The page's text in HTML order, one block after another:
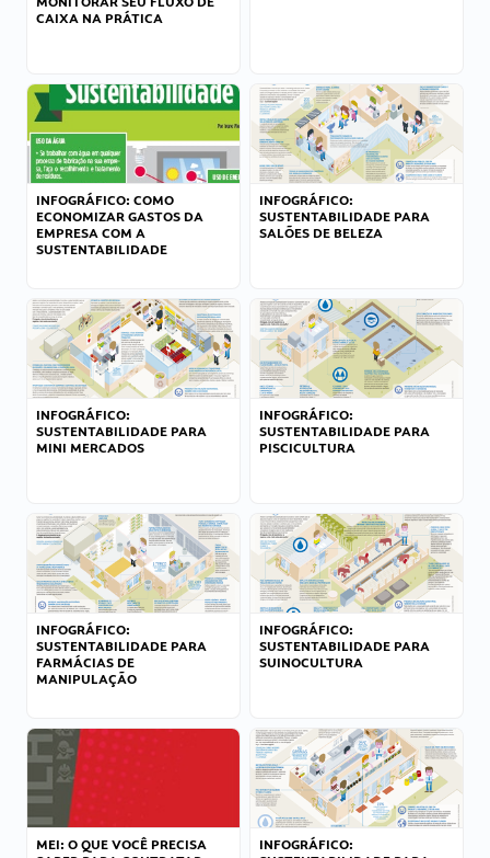
CAIXA NA PRÁTICA
INFOGRÁFICO: COMO
ECONOMIZAR GASTOS DA
EMPRESA COM A
SUSTENTABILIDADE
INFOGRÁFICO:
SUSTENTABILIDADE PARA
SALÕES DE BELEZA
INFOGRÁFICO:
SUSTENTABILIDADE PARA
MINI MERCADOS
INFOGRÁFICO:
SUSTENTABILIDADE PARA
PISCICULTURA
INFOGRÁFICO:
SUSTENTABILIDADE PARA
FARMÁCIAS DE
MANIPULAÇÃO
INFOGRÁFICO:
SUSTENTABILIDADE PARA
SUINOCULTURA
MEI: O QUE VOCÊ PRECISA
INFOGRÁFICO: